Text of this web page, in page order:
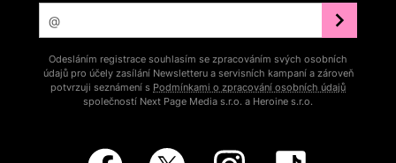
Odesláním registrace souhlasím se zpracováním svých osobních
údajů pro účely zasílání Newsletteru a servisních kampaní a zároveň
potvrzuji seznámení s Podmínkami o zpracování osobních údajů
společností Next Page Media s.r.o. a Heroine s.r.o.